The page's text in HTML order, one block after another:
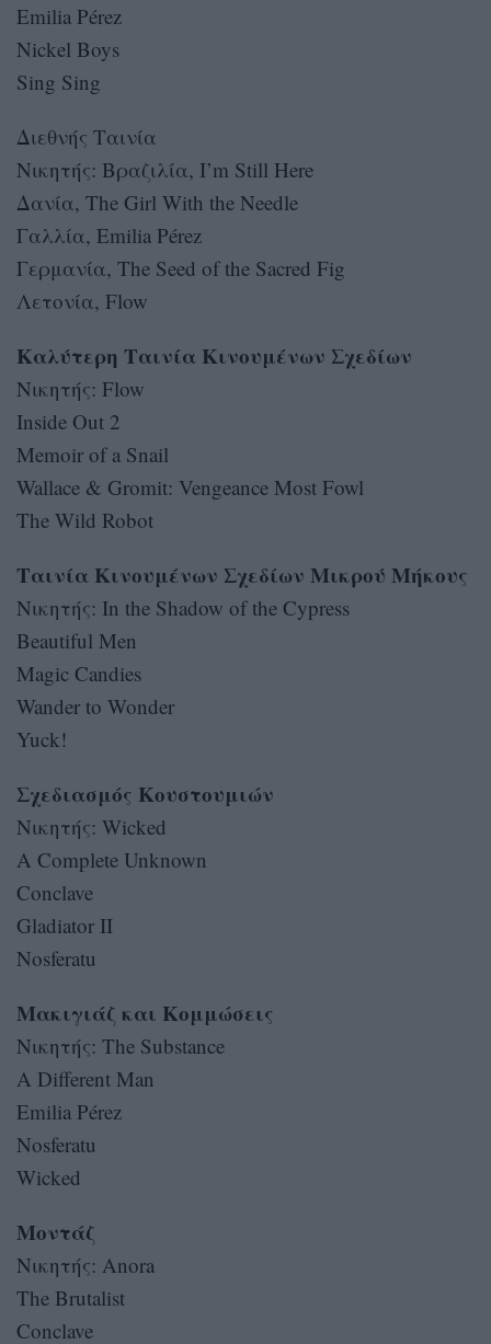
Emilia Pérez
Nickel Boys
Sing Sing
Διεθνής Ταινία
Νικητής: Βραζιλία, I’m Still Here
Δανία, The Girl With the Needle
Γαλλία, Emilia Pérez
Γερμανία, The Seed of the Sacred Fig
Λετονία, Flow
Καλύτερη Ταινία Κινουμένων Σχεδίων
Νικητής: Flow
Inside Out 2
Memoir of a Snail
Wallace & Gromit: Vengeance Most Fowl
The Wild Robot
Ταινία Κινουμένων Σχεδίων Μικρού Μήκους
Νικητής: In the Shadow of the Cypress
Beautiful Men
Magic Candies
Wander to Wonder
Yuck!
Σχεδιασμός Κουστουμιών
Nικητής: Wicked
A Complete Unknown
Conclave
Gladiator II
Nosferatu
Μακιγιάζ και Κομμώσεις
Nικητής: The Substance
A Different Man
Emilia Pérez
Nosferatu
Wicked
Μοντάζ
Νικητής: Anora
The Brutalist
Conclave